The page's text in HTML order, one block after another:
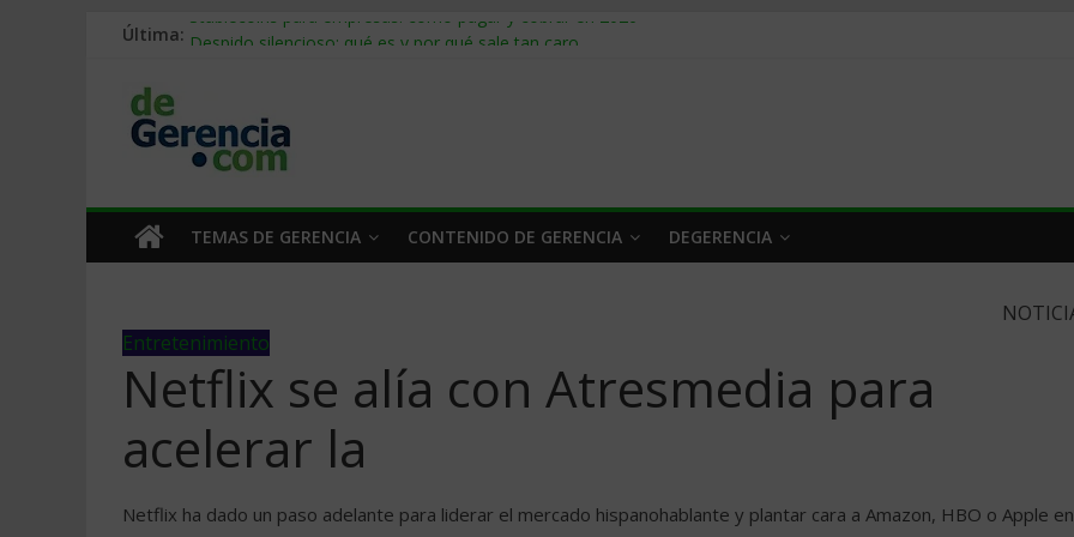
Última: Stablecoins para empresas: cómo pagar y cobrar en 2026
Trabajo forzoso en la cadena de suministro: qué hacer
Mercado hispano de EE. UU.: cómo segmentarlo y venderle
TEMAS DE GERENCIA CONTENIDO DE GERENCIA DEGERENCIA
Entretenimiento
Netflix se alía con Atresmedia para
acelerar la
Netflix ha dado un paso adelante para liderar el mercado hispanohablante y plantar cara a Amazon, HBO o Apple en